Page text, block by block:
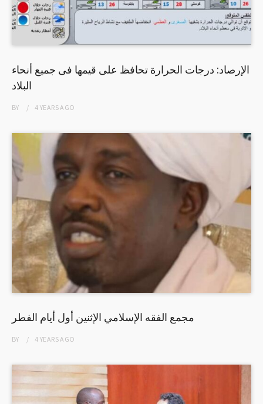
الإرصاد: درجات الحرارة تحافظ على قيمها فى جميع أنحاء
البلاد
BY 4 YEARSAGO
مجمع الفقه الإسلامي الإثنين أول أيام الفطر
BY 4 YEARSAGO